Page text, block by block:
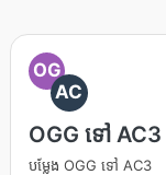
OG
AC
OGG ទៅ AC3
បម្លែង OGG ទៅ AC3